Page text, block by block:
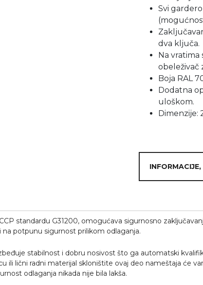
Svi
dva ključa.
Na vratima
obeleživač
Boja RAL
Dodatna
uloškom.
Dimenzije:
standardu G31200, omogućava sigurnosno
potpunu sigurnost prilikom odlaganja.
stabilnost i dobru nosivost što ga automatski
ili lični radni materijal skloništite ovaj deo nameštaja će
odlaganja nikada nije bila lakša.